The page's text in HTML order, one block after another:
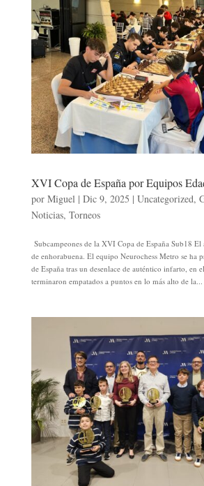
XVI Copa de España por Equipos
por Miguel| Dic 9, 2025 | Uncategorized,
Noticias, Torneos
Subcampeones de la XVI Copa de España Sub18 El
de enhorabuena. El equipo Neurochess Metro se ha
de España tras un desenlace de auténtico infarto, en
terminaron empatados a puntos en lo más alto de la...